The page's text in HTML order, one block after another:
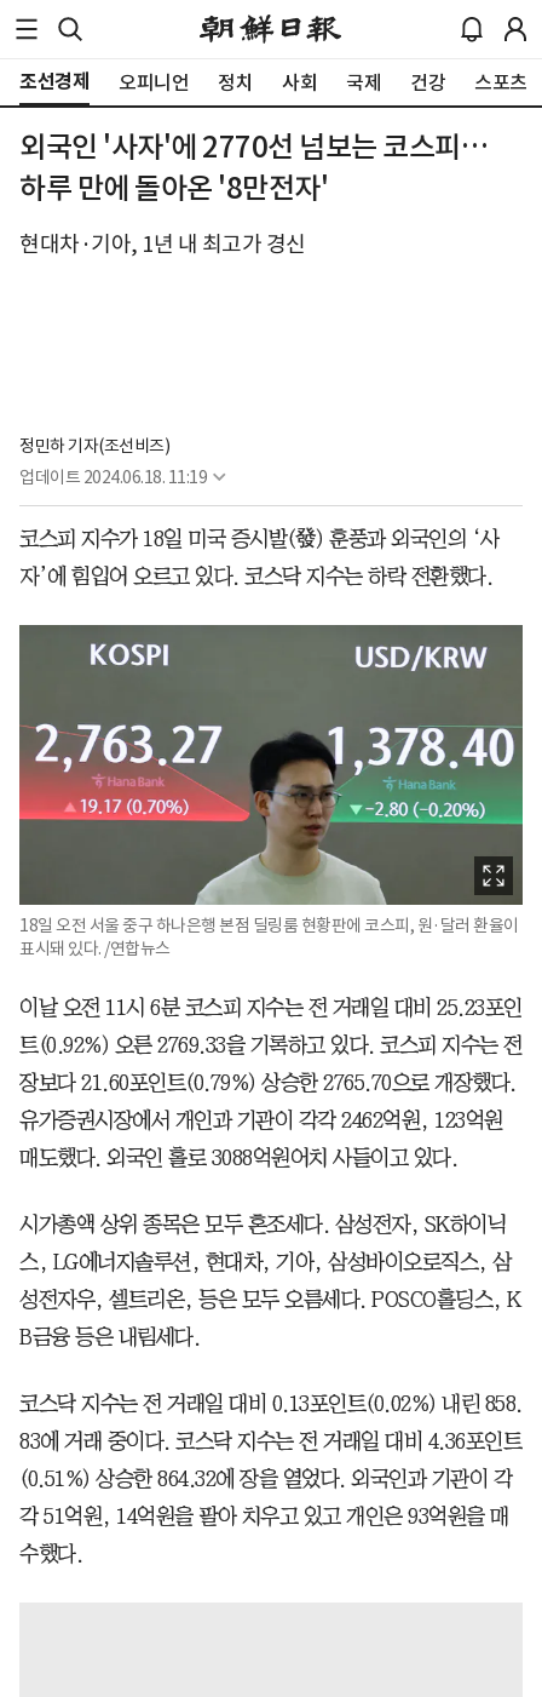
조선경제 오피니언 정치 사회 국제 건강 스포츠
외국인 '사자'에 2770선 넘보는 코스피…
하루 만에 돌아온 '8만전자'
현대차·기아, 1년 내 최고가 경신
정민하 기자(조선비즈)
업데이트 2024.06.18. 11:19
코스피 지수가 18일 미국 증시발(發) 훈풍과 외국인의 ‘사
자’에 힘입어 오르고 있다. 코스닥 지수는 하락 전환했다.
18일 오전 서울 중구 하나은행 본점 딜링룸 현황판에 코스피, 원·달러 환율이
표시돼 있다. /연합뉴스
이날 오전 11시 6분 코스피 지수는 전 거래일 대비 25.23포인
트(0.92%) 오른 2769.33을 기록하고 있다. 코스피 지수는 전
장보다 21.60포인트(0.79%) 상승한 2765.70으로 개장했다.
유가증권시장에서 개인과 기관이 각각 2462억원, 123억원
매도했다. 외국인 홀로 3088억원어치 사들이고 있다.
시가총액 상위 종목은 모두 혼조세다. 삼성전자, SK하이닉
스, LG에너지솔루션, 현대차, 기아, 삼성바이오로직스, 삼
성전자우, 셀트리온, 등은 모두 오름세다. POSCO홀딩스, K
B금융 등은 내림세다.
코스닥 지수는 전 거래일 대비 0.13포인트(0.02%) 내린 858.
83에 거래 중이다. 코스닥 지수는 전 거래일 대비 4.36포인트
(0.51%) 상승한 864.32에 장을 열었다. 외국인과 기관이 각
각 51억원, 14억원을 팔아 치우고 있고 개인은 93억원을 매
수했다.